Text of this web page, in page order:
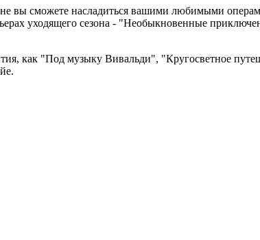
вы сможете насладиться вашими любимыми
уходящего сезона - "Необыкновенные
как "Под музыку Вивальди", "Кругосветное